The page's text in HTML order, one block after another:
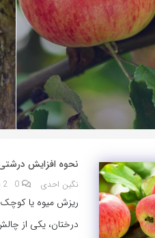
نحوه افزایش
نگین احدی 0 2 سال پیش
ریزش میوه یا کوچک
درختان، یکی از